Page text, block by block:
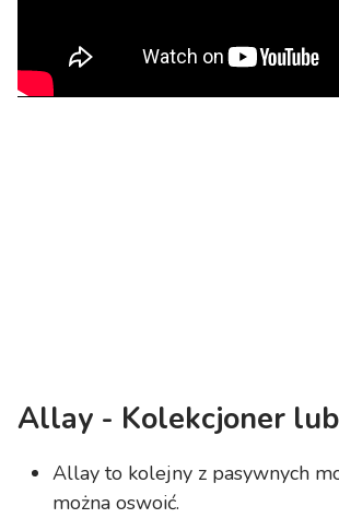
Allay - Kolekcjoner
Allay to kolejny z pasywnych
można oswoić.